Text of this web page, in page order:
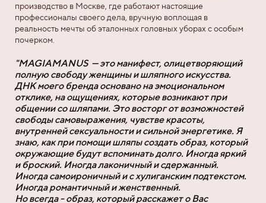
производство в Москве, где работают настоящие
профессионалы своего дела, вручную воплощая в
реальность мечты об эталонных головных уборах с особым
почерком.
"MAGIAMANUS — это манифест, олицетворяющий
полную свободу женщины и шляпного искусства.
ДНК моего бренда основано на эмоциональном
отклике, на ощущениях, которые возникают при
общении со шляпами. Это восторг от возможностей
свободы самовыражения, чувстве красоты,
внутренней сексуальности и сильной энергетике. Я
знаю, как при помощи шляпы создать образ, который
окружающие будут вспоминать долго. Иногда яркий
и броский. Иногда лаконичный и сдержанный.
Иногда самоироничный и с хулиганским подтекстом.
Иногда романтичный и женственный.
Но всегда - образ, который расскажет о Вас